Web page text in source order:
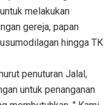
melakukan
gereja, papan
hingga TK
penuturan Jalal,
untuk penanganan